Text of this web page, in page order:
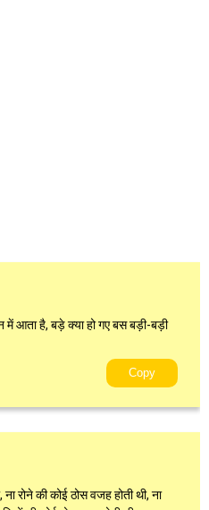
में आता है, बड़े क्या हो गए बस बड़ी-बड़ी
Copy
ना रोने की कोई ठोस वजह होती थी, ना